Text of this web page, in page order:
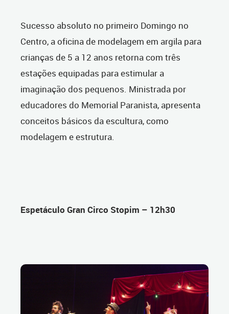
Sucesso absoluto no primeiro Domingo no
Centro, a oficina de modelagem em argila para
crianças de 5 a 12 anos retorna com três
estações equipadas para estimular a
imaginação dos pequenos. Ministrada por
educadores do Memorial Paranista, apresenta
conceitos básicos da escultura, como
modelagem e estrutura.
Espetáculo Gran Circo Stopim – 12h30